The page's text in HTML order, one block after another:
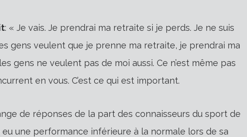
: « Je vais. Je prendrai ma retraite si je perds. Je ne suis
gens veulent que je prenne ma retraite, je prendrai ma
gens ne veulent pas de moi aussi. Ce n’est même pas
en vous. C’est ce qui est important.
de réponses de la part des connaisseurs du sport de
eu une performance inférieure à la normale lors de sa